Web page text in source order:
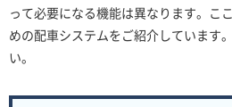
って必要になる機能は異なります。こ
めの配車システムをご紹介しています
い。